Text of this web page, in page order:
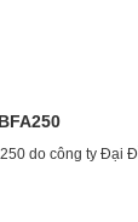
do công ty Đại